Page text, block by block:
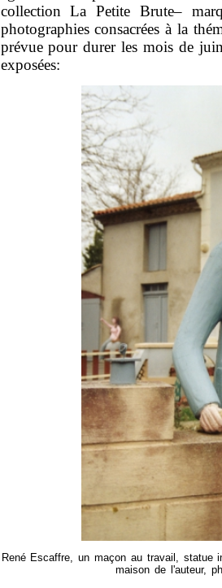
collection La Petite Brute–
photographies consacrées à la
prévue pour durer les mois de
exposées:
René Escaffre, un maçon au travail, statue
maison de l'auteur,